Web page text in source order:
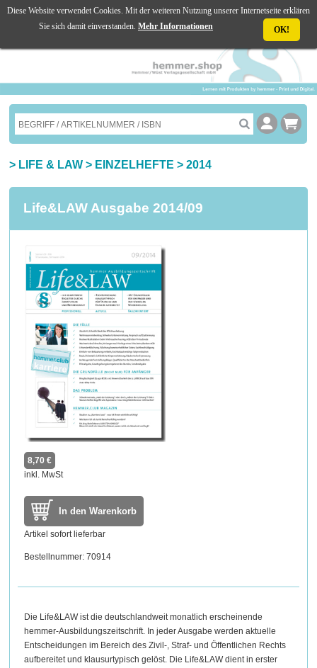
☰ MENU
> LIFE & LAW > EINZELHEFTE >2014
Life&LAW Ausgabe 2014/09
8,70 €
inkl. MwSt
In den Warenkorb
Artikel sofort lieferbar
Bestellnummer: 70914
Die Life&LAW ist die deutschlandweit monatlich erscheinende
hemmer-Ausbildungszeitschrift. In jeder Ausgabe werden aktuelle
Entscheidungen im Bereich des Zivil-, Straf- und Öffentlichen Rechts
aufbereitet und klausurtypisch gelöst. Die Life&LAW dient in erster
Diese Website verwendet Cookies. Mit der weiteren Nutzung unserer Internetseite erklären
Sie sich damit einverstanden. Mehr Informationen OK!